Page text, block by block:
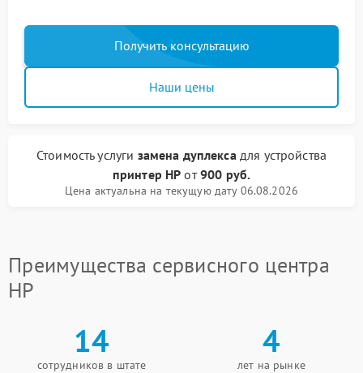
Получить консультацию
Наши цены
Стоимость услуги замена дуплексадля устройства
принтер HP от900 руб.
Цена актуальна на текущую дату 06.08.2026
Преимущества сервисного центра
HP
14
сотрудников в штате
4
лет на рынке